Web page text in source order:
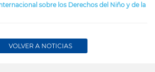
sobre los Derechos del Niño y de la
VOLVER A NOTICIAS